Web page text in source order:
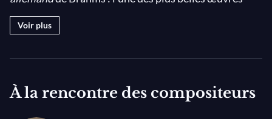
chorales de la musique romantique ! Un requiem est
traditionnellement une mise en musique de la messe
Plutôt que d’utiliser les textes sacrés habituels, le
compositeur a élaboré son livret à partir de la Bible de
Voir plus
À la rencontre des compositeurs